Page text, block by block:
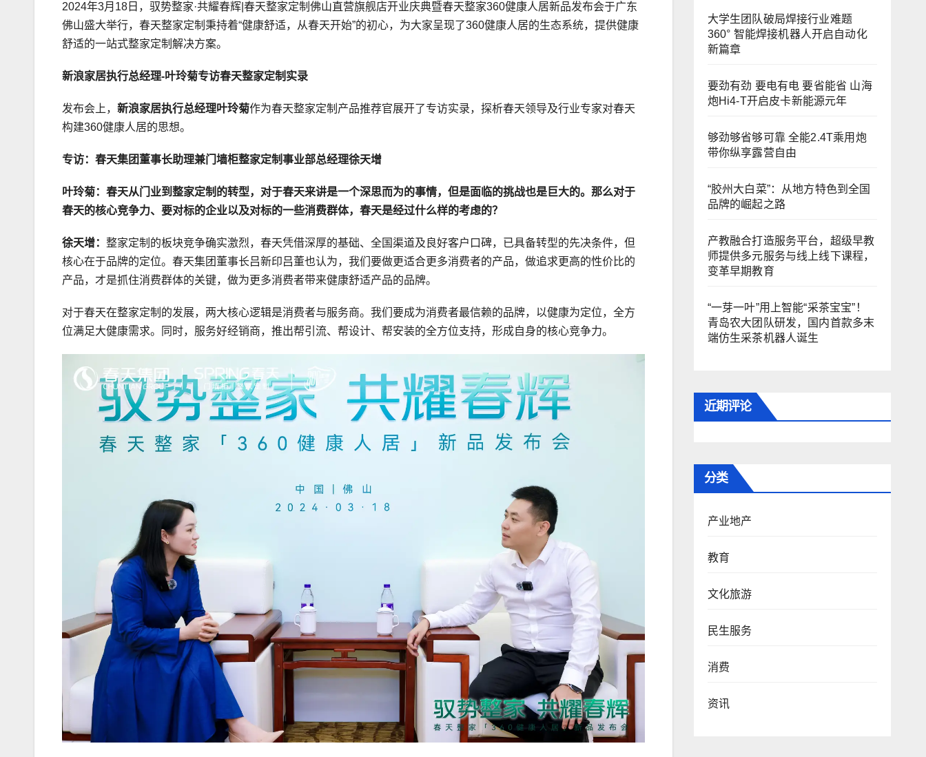
2024年3月18日，驭势整家·共耀春辉|春天整家定制佛山直营旗舰店开业庆典暨春天整家360健康人居新品发布会于广东
佛山盛大举行，春天整家定制秉持着“健康舒适，从春天开始”的初心，为大家呈现了360健康人居的生态系统，提供健康
舒适的一站式整家定制解决方案。
新浪家居执行总经理-叶玲菊专访春天整家定制实录
发布会上， 新浪家居执行总经理叶玲菊作为春天整家定制产品推荐官展开了专访实录，探析春天领导及行业专家对春天
构建360健康人居的思想。
专访：春天集团董事长助理兼门墙柜整家定制事业部总经理徐天增
叶玲菊：春天从门业到整家定制的转型，对于春天来讲是一个深思而为的事情，但是面临的挑战也是巨大的。那么对于
春天的核心竞争力、要对标的企业以及对标的一些消费群体，春天是经过什么样的考虑的？
徐天增： 整家定制的板块竞争确实激烈，春天凭借深厚的基础、全国渠道及良好客户口碑，已具备转型的先决条件，但
核心在于品牌的定位。春天集团董事长吕新印吕董也认为，我们要做更适合更多消费者的产品，做追求更高的性价比的
产品，才是抓住消费群体的关键，做为更多消费者带来健康舒适产品的品牌。
对于春天在整家定制的发展，两大核心逻辑是消费者与服务商。我们要成为消费者最信赖的品牌，以健康为定位，全方
位满足大健康需求。同时，服务好经销商，推出帮引流、帮设计、帮安装的全方位支持，形成自身的核心竞争力。
大学生团队破局焊接行业难题
360° 智能焊接机器人开启自动化
新篇章
要劲有劲 要电有电 要省能省 山海
炮Hi4-T开启皮卡新能源元年
够劲够省够可靠 全能2.4T乘用炮
带你纵享露营自由
“胶州大白菜”：从地方特色到全国
品牌的崛起之路
产教融合打造服务平台，超级早教
师提供多元服务与线上线下课程，
变革早期教育
“一芽一叶”用上智能“采茶宝宝”！
青岛农大团队研发，国内首款多末
端仿生采茶机器人诞生
近期评论
分类
产业地产
教育
文化旅游
民生服务
消费
资讯